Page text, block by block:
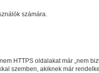
számára.
HTTPS oldalakat már „nem
szemben, akiknek már